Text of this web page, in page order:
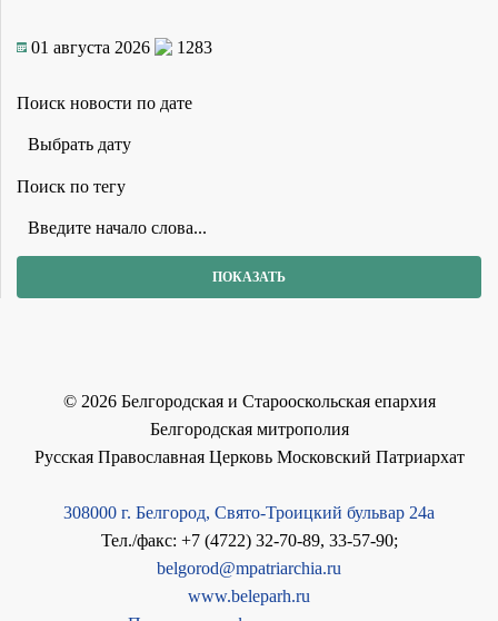
01 августа 2026 1283
Поиск новости по дате
Поиск по тегу
© 2026Белгородская и Старооскольская епархия
Белгородская митрополия
Русская Православная Церковь Московский Патриархат
308000 г. Белгород, Свято-Троицкий бульвар 24а
Тел./факс: +7 (4722) 32-70-89, 33-57-90;
belgorod@mpatriarchia.ru
www.beleparh.ru